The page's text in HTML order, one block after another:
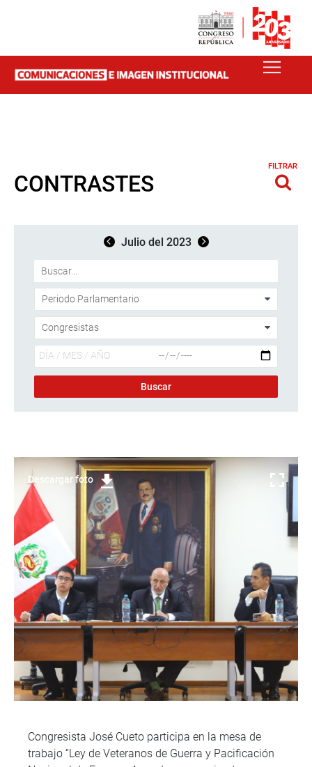
CONTRASTES
FILTRAR
Julio del 2023
Descargar foto
Congresista José Cueto participa en la mesa de
trabajo “Ley de Veteranos de Guerra y Pacificación